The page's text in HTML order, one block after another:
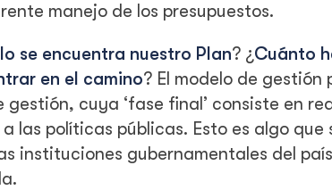
manejo de los presupuestos.
se encuentra nuestro Plan? ¿Cuánto
en el camino? El modelo de gestión
cuya ‘fase final’ consiste en
las políticas públicas. Esto es algo que
instituciones gubernamentales del